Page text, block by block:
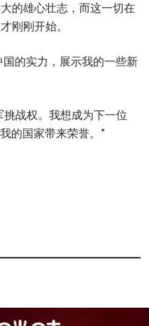
的雄心壮志，而这一切在
刚刚开始。
国的实力，展示我的一些新
战权。我想成为下一位
的国家带来荣誉。”